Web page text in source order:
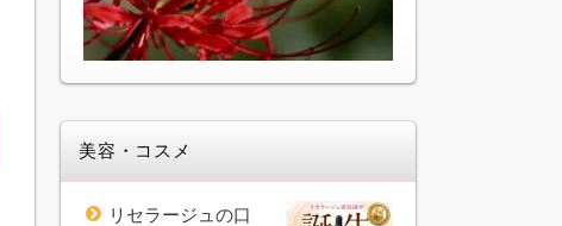
美容・コスメ
リセラージュの口